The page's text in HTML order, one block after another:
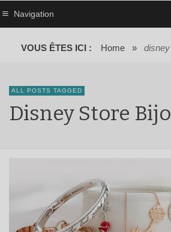
Navigation
VOUS ÊTES ICI : Home »
ALL POSTS TAGGED
Disney Store